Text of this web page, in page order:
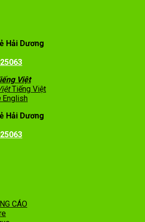
Hải Dương
Tiếng Việt
English
Hải Dương
CÁO